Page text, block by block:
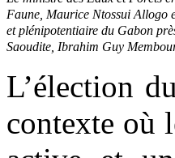
Faune, Maurice Ntossui Allogo
et plénipotentiaire du Gabon
Saoudite, Ibrahim Guy
L’élection
contexte où